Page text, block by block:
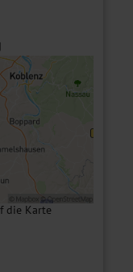
die Karte